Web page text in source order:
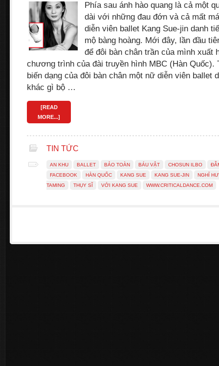
Phía sau ánh hào quang là cả một
dài với những đau đớn và cả mất
diễn viên ballet Kang Sue-jin danh
mộ bàng hoàng. Mới đây, lần đầu
để đôi bàn chân trần của mình xuất
chương trình của đài truyền hình MBC (Hàn Quốc).
biến dạng của đôi bàn chân một nữ diễn viên ballet
khác gì bộ …
[READ
MORE...]
TIN TỨC
AN KHU BALLET BẢO TOÀN BÁU VẬT CHOSUN ILBO
FACEBOOK
HÀN QUỐC KANG SUE KANG SUE-JIN
NGHỈ
TAMING
THỤY SĨ VỚI KANG SUE WWW.CRITICALDANCE.COM